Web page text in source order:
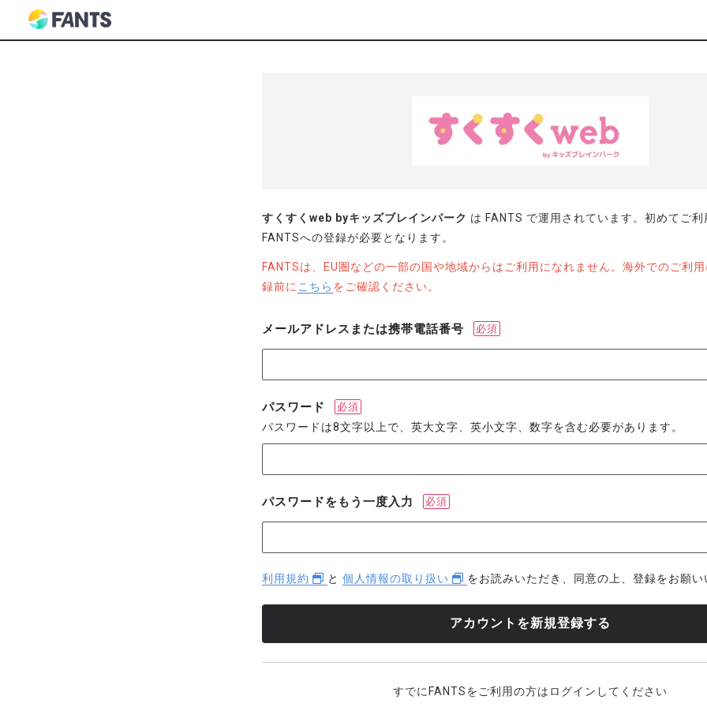
すくすくweb byキッズブレインパーク は FANTS で運用されています。初めてご利
FANTSへの登録が必要となります。
FANTSは、EU圏などの一部の国や地域からはご利用になれません。海外でのご利
録前に こちら をご確認ください。
メールアドレスまたは携帯電話番号 必須
パスワード 必須
パスワードは8文字以上で、英大文字、英小文字、数字を含む必要があります。
パスワードをもう一度入力 必須
利用規約 と 個人情報の取り扱い をお読みいただき、同意の上、登録をお願い
すでにFANTSをご利用の方はログインしてください